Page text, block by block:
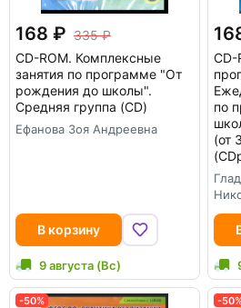
168
335
CD-ROM. Комплексные
занятия по программе "От
рождения до школы".
Средняя группа (CD)
Ефанова Зоя Андреевна
В корзину
9 августа (Вс)
CD-
по
(от
-50% -